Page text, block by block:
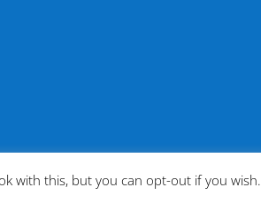
with this, but you can opt-out if you wish.